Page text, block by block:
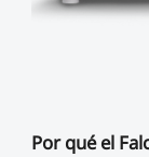
Por qué el